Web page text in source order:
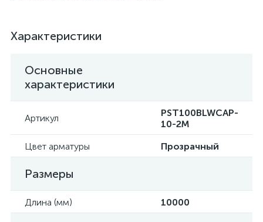
Характеристики
Основные
характеристики
Артикул
PST100BLWCAP-
10-2M
Цвет арматуры
Прозрачный
Размеры
Длина (мм) 10000